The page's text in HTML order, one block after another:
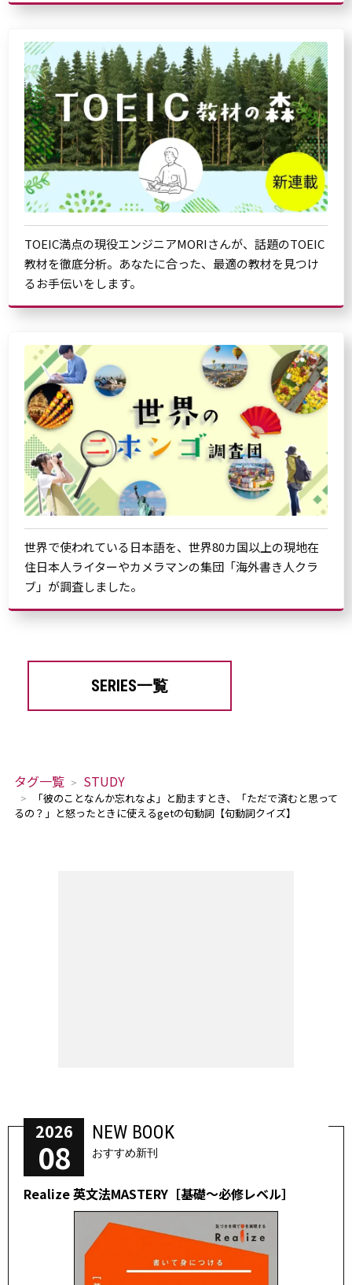
TOEIC満点の現役エンジニアMORIさんが、話題のTOEIC
教材を徹底分析。あなたに合った、最適の教材を見つけ
るお手伝いをします。
世界で使われている日本語を、世界80カ国以上の現地在
住日本人ライターやカメラマンの集団「海外書き人クラ
ブ」が調査しました。
SERIES一覧
タグ一覧 STUDY
「彼のことなんか忘れなよ」と励ますとき、「ただで済むと思って
るの？」と怒ったときに使えるgetの句動詞【句動詞クイズ】
2026
08
NEW BOOK
おすすめ新刊
Realize 英文法MASTERY［基礎～必修レベル］